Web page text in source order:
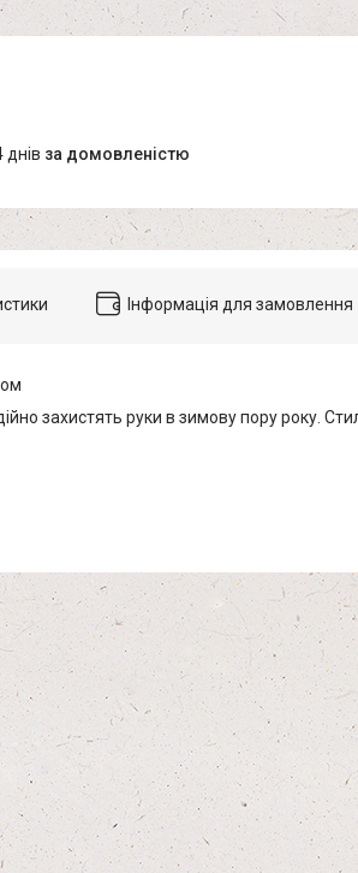
днів за домовленістю
Інформація для замовлення
захистять руки в зимову пору року.